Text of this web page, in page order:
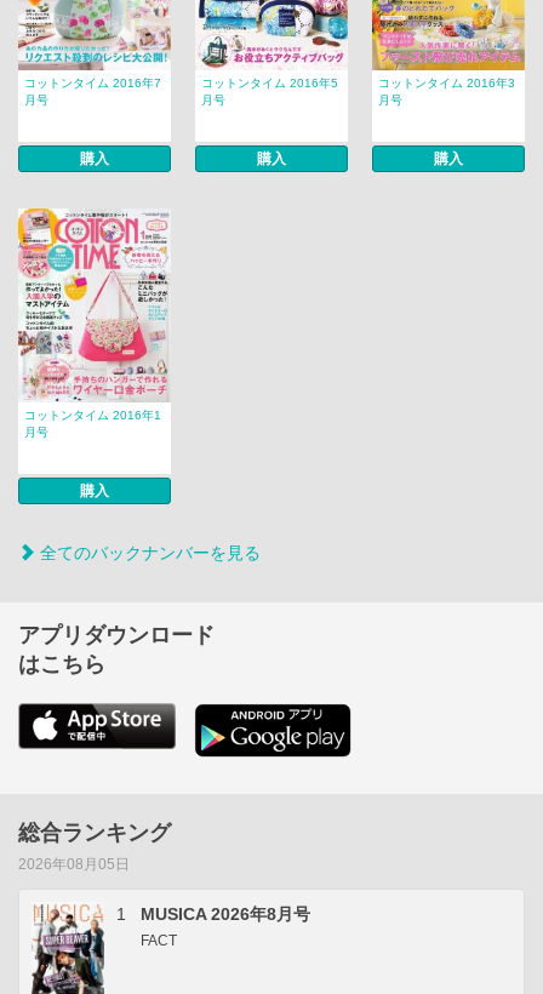
コットンタイム 2016年7
月号
購入
コットンタイム 2016年5
月号
購入
コットンタイム 2016年3
月号
購入
コットンタイム 2016年1
月号
購入
全てのバックナンバーを見る
アプリダウンロード
はこちら
総合ランキング
2026年08月05日
1 MUSICA 2026年8月号
FACT